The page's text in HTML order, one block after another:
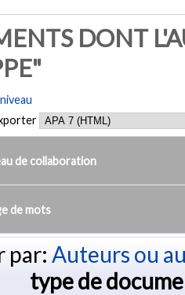
DONT
de collaboration
de mots
par: Auteurs ou
type de